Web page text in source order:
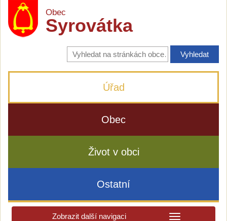
Obec
Syrovátka
Vyhledávání
na
stránkách
Úřad
Obec
Život v obci
Ostatní
Zobrazit další navigaci